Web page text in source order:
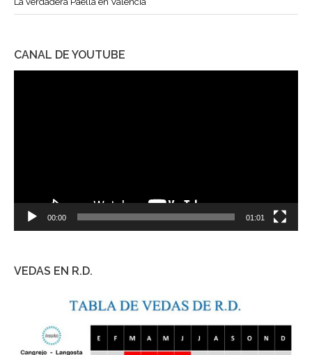
CANAL DE YOUTUBE
00:00 01:01
VEDAS EN R.D.